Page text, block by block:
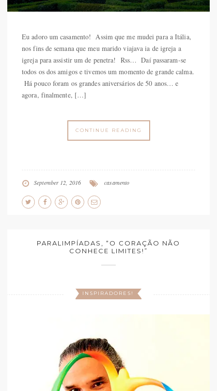
Eu adoro um casamento! Assim que me mudei para a Itália,
nos fins de semana que meu marido viajava ia de igreja a
igreja para assistir um de penetra! Rss… Daí passaram-se
todos os dos amigos e tivemos um momento de grande calma.
Há pouco foram os grandes aniversários de 50 anos… e
agora, finalmente, […]
CONTINUE READING
September 12, 2016 casamento
PARALIMPÍADAS, “O CORAÇÃO NÃO
CONHECE LIMITES!”
INSPIRADORES!